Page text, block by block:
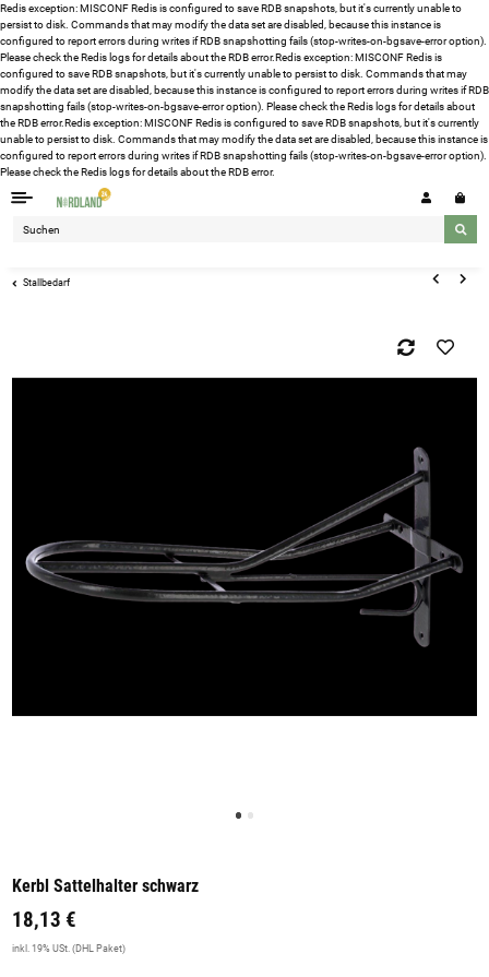
Redis exception: MISCONF Redis is configured to save RDB snapshots, but it's currently unable to
persist to disk. Commands that may modify the data set are disabled, because this instance is
configured to report errors during writes if RDB snapshotting fails (stop-writes-on-bgsave-error option).
Please check the Redis logs for details about the RDB error.Redis exception: MISCONF Redis is
configured to save RDB snapshots, but it's currently unable to persist to disk. Commands that may
modify the data set are disabled, because this instance is configured to report errors during writes if RDB
snapshotting fails (stop-writes-on-bgsave-error option). Please check the Redis logs for details about
the RDB error.Redis exception: MISCONF Redis is configured to save RDB snapshots, but it's currently
unable to persist to disk. Commands that may modify the data set are disabled, because this instance is
configured to report errors during writes if RDB snapshotting fails (stop-writes-on-bgsave-error option).
Please check the Redis logs for details about the RDB error.
Stallbedarf
Kerbl Sattelhalter schwarz
18,13 €
inkl. 19% USt. (DHL Paket)